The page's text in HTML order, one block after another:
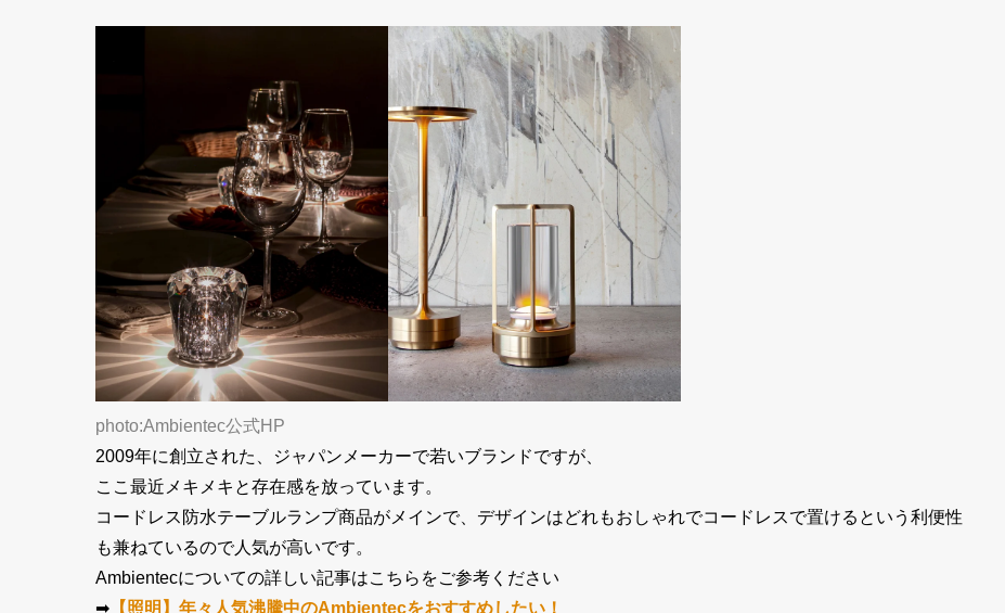
photo:Ambientec公式HP
2009年に創立された、ジャパンメーカーで若いブランドですが、
ここ最近メキメキと存在感を放っています。
コードレス防水テーブルランプ商品がメインで、デザインはどれもおしゃれでコードレスで置けるという利便性
も兼ねているので人気が高いです。
Ambientecについての詳しい記事はこちらをご参考ください
➡︎ 【照明】年々人気沸騰中のAmbientecをおすすめしたい！